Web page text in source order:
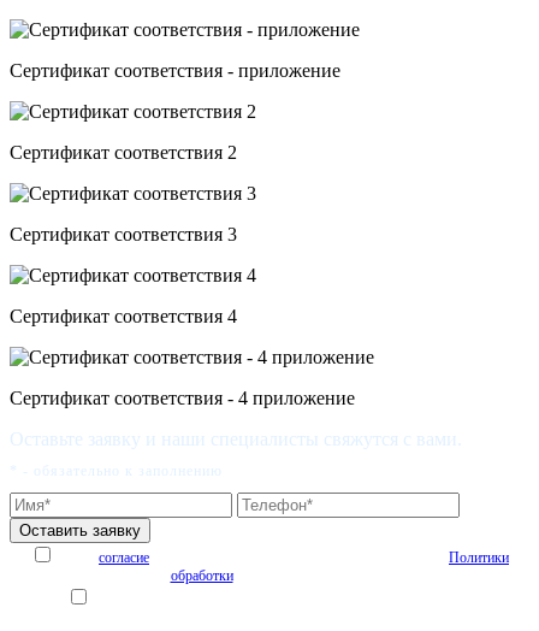
Сертификат соответствия - приложение
Сертификат соответствия 2
Сертификат соответствия 3
Сертификат соответствия 4
Сертификат соответствия - 4 приложение
Оставьте заявку и наши специалисты свяжутся с вами.
* - обязательно к заполнению
согласие
Политики
обработкиперсональных данных